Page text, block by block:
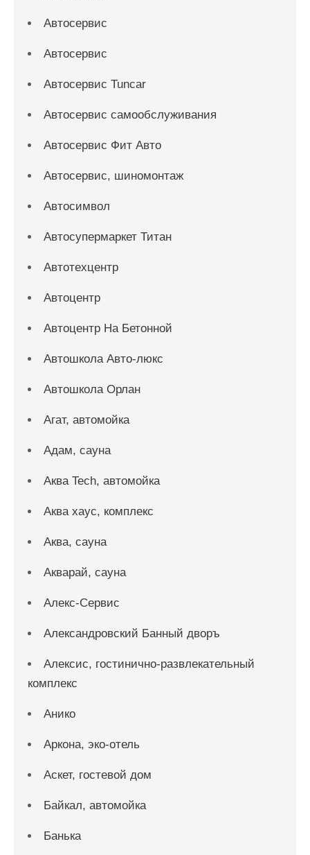
Автосервис
Автосервис
Автосервис Tuncar
Автосервис самообслуживания
Автосервис Фит Авто
Автосервис, шиномонтаж
Автосимвол
Автосупермаркет Титан
Автотехцентр
Автоцентр
Автоцентр На Бетонной
Автошкола Авто-люкс
Автошкола Орлан
Агат, автомойка
Адам, сауна
Аква Tech, автомойка
Аква хаус, комплекс
Аква, сауна
Акварай, сауна
Алекс-Сервис
Александровский Банный дворъ
Алексис, гостинично-развлекательный
комплекс
Анико
Аркона, эко-отель
Аскет, гостевой дом
Байкал, автомойка
Банька